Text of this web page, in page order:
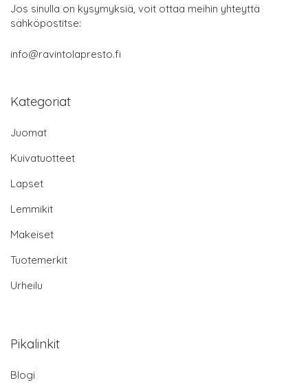
Jos sinulla on kysymyksiä, voit ottaa meihin yhteyttä
sähköpostitse:
info@ravintolapresto.fi
Kategoriat
Juomat
Kuivatuotteet
Lapset
Lemmikit
Makeiset
Tuotemerkit
Urheilu
Pikalinkit
Blogi